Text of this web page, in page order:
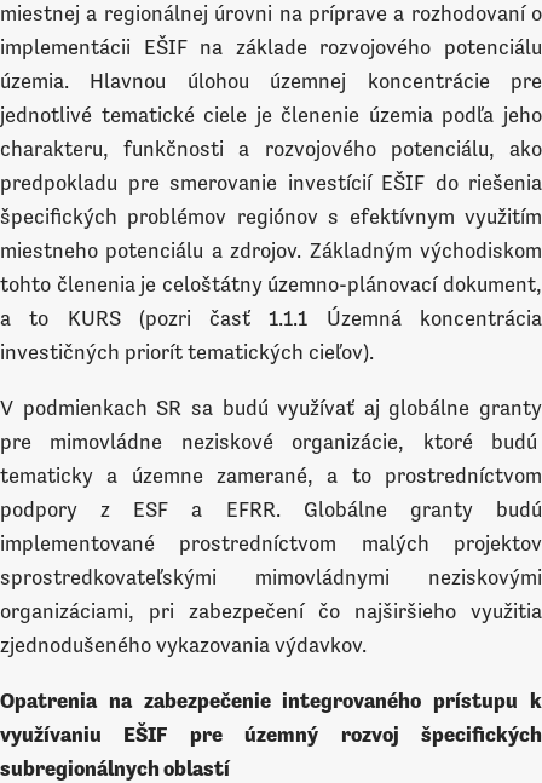
miestnej a regionálnej úrovni na príprave a rozhodovaní o
implementácii EŠIF na základe rozvojového potenciálu
územia. Hlavnou úlohou územnej koncentrácie pre
jednotlivé tematické ciele je členenie územia podľa jeho
charakteru, funkčnosti a rozvojového potenciálu, ako
predpokladu pre smerovanie investícií EŠIF do riešenia
špecifických problémov regiónov s efektívnym využitím
miestneho potenciálu a zdrojov. Základným východiskom
tohto členenia je celoštátny územno-plánovací dokument,
a to KURS (pozri časť 1.1.1 Územná koncentrácia
investičných priorít tematických cieľov).
V podmienkach SR sa budú využívať aj globálne granty
pre mimovládne neziskové organizácie, ktoré budú
tematicky a územne zamerané, a to prostredníctvom
podpory z ESF a EFRR. Globálne granty budú
implementované prostredníctvom malých projektov
sprostredkovateľskými mimovládnymi neziskovými
organizáciami, pri zabezpečení čo najširšieho využitia
zjednodušeného vykazovania výdavkov.
Opatrenia na zabezpečenie integrovaného prístupu k
využívaniu EŠIF pre územný rozvoj špecifických
subregionálnych oblastí